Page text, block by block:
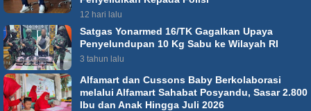
12 hari lalu
Satgas Yonarmed 16/TK Gagalkan Upaya
Penyelundupan 10 Kg Sabu ke Wilayah RI
3 tahun lalu
Alfamart dan Cussons Baby Berkolaborasi
melalui Alfamart Sahabat Posyandu, Sasar 2.800
Ibu dan Anak Hingga Juli 2026